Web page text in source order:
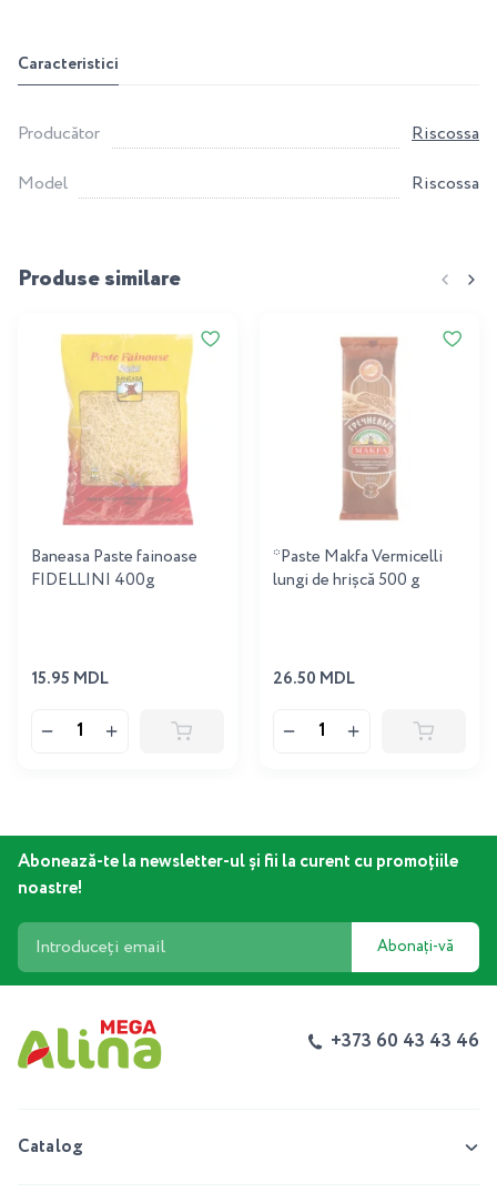
Caracteristici
Producător
Riscossa
Model
Riscossa
Produse similare
Baneasa Paste fainoase
FIDELLINI 400g
15.95 MDL
*Paste Makfa Vermicelli
lungi de hrișcă 500 g
26.50 MDL
Abonează-te la newsletter-ul și fii la curent cu promoțiile
noastre!
Abonați-vă
+373 60 43 43 46
Catalog